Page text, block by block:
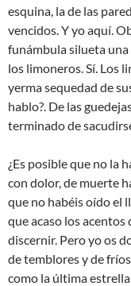
esquina, la de las
vencidos. Y yo aquí.
funámbula silueta una
los limoneros. Sí. Los
yerma sequedad de
hablo?. De las
terminado de
¿Es posible que no la
con dolor, de muerte
que no habéis oído el
que acaso los
discernir. Pero yo os
de temblores y de
como la última